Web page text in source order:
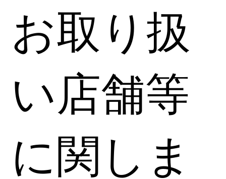
お取り扱
い店舗等
に関しま